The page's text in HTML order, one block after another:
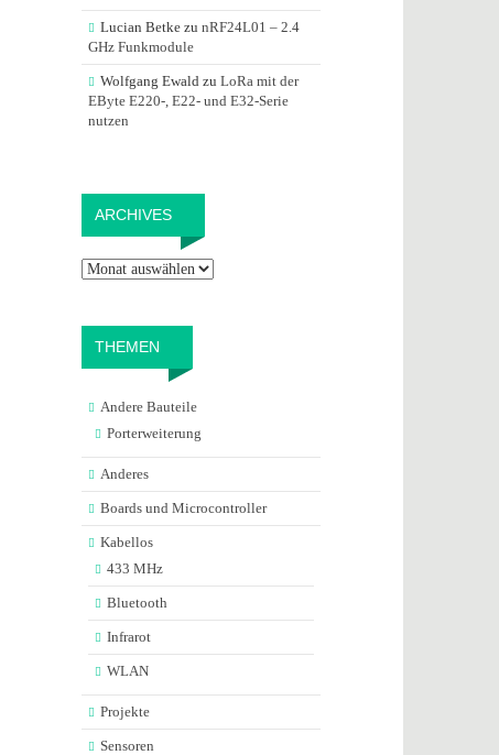
Lucian Betkezu nRF24L01 – 2.4
GHz Funkmodule
Wolfgang Ewaldzu LoRa mit der
EByte E220-, E22- und E32-Serie
nutzen
ARCHIVES
THEMEN
Andere Bauteile
Porterweiterung
Anderes
Boards und Microcontroller
Kabellos
433 MHz
Bluetooth
Infrarot
WLAN
Projekte
Sensoren